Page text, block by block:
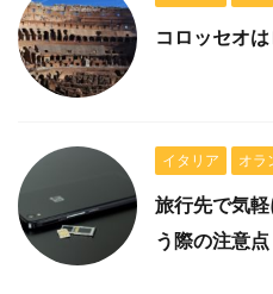
コロッセオ
イタリア オラ
旅行先で気
う際の注意点